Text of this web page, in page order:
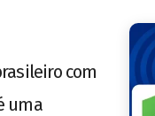
com
uma